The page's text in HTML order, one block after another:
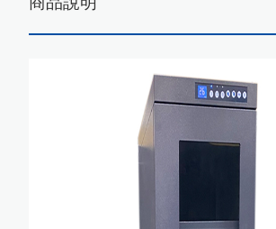
會員中心
其他說明